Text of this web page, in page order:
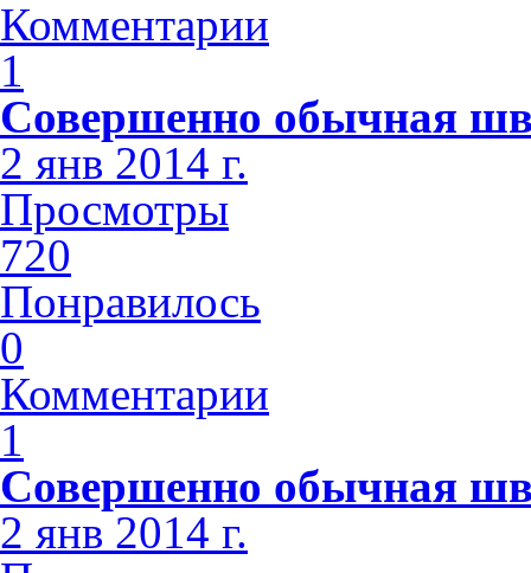
Комментарии
1
Совершенно обычная
2 янв 2014 г.
Просмотры
720
Понравилось
0
Комментарии
1
Совершенно обычная
2 янв 2014 г.